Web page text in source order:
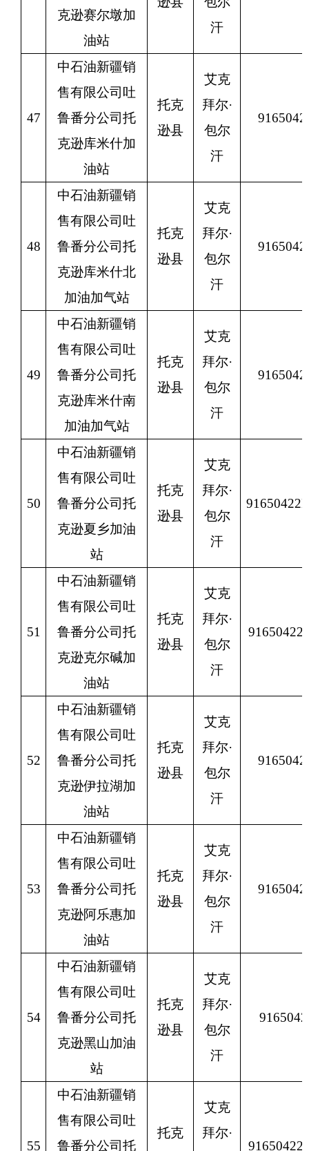
克逊赛尔墩加
油站
汗
47
中石油新疆销
售有限公司吐
鲁番分公司托
克逊库米什加
油站
托克
逊县
艾克
拜尔·
包尔
汗
48
中石油新疆销
售有限公司吐
鲁番分公司托
克逊库米什北
加油加气站
托克
逊县
艾克
拜尔·
包尔
汗
49
中石油新疆销
售有限公司吐
鲁番分公司托
克逊库米什南
加油加气站
托克
逊县
艾克
拜尔·
包尔
汗
50
中石油新疆销
售有限公司吐
鲁番分公司托
克逊夏乡加油
站
托克
逊县
艾克
拜尔·
包尔
汗
51
中石油新疆销
售有限公司吐
鲁番分公司托
克逊克尔碱加
油站
托克
逊县
艾克
拜尔·
包尔
汗
52
中石油新疆销
售有限公司吐
鲁番分公司托
克逊伊拉湖加
油站
托克
逊县
艾克
拜尔·
包尔
汗
53
中石油新疆销
售有限公司吐
鲁番分公司托
克逊阿乐惠加
油站
托克
逊县
艾克
拜尔·
包尔
汗
54
中石油新疆销
售有限公司吐
鲁番分公司托
克逊黑山加油
站
托克
逊县
艾克
拜尔·
包尔
汗
55
中石油新疆销
售有限公司吐
鲁番分公司托
托克
艾克
拜尔·